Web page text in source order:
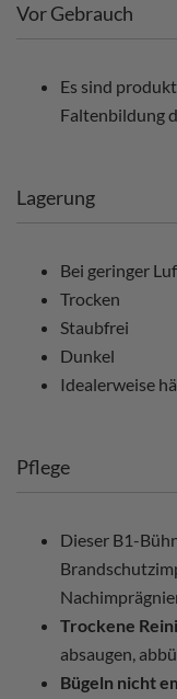
Vor Gebrauch
Es sind
Faltenbildung
Lagerung
Bei geringer
Trocken
Staubfrei
Dunkel
Idealerweise
Pflege
Dieser B1-
Trockene
absaugen,
Bügeln nicht